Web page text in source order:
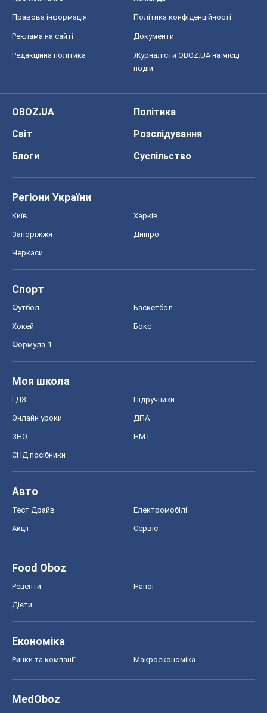
Правова інформація Політика конфіденційності
Реклама на сайті Документи
Редакційна політика
Журналісти OBOZ.UA на місці
подій
OBOZ.UA
Політика
Світ
Розслідування
Блоги
Суспільство
Регіони України
Київ Харків
Запоріжжя Дніпро
Черкаси
Спорт
Футбол Баскетбол
Хокей Бокс
Формула-1
Моя школа
ГДЗ Підручники
Онлайн уроки ДПА
ЗНО НМТ
СНД посібники
Авто
Тест Драйв Електромобілі
Акції Сервіс
Food Oboz
Рецепти Напої
Дієти
Економіка
Ринки та компанії Макроекономіка
MedOboz